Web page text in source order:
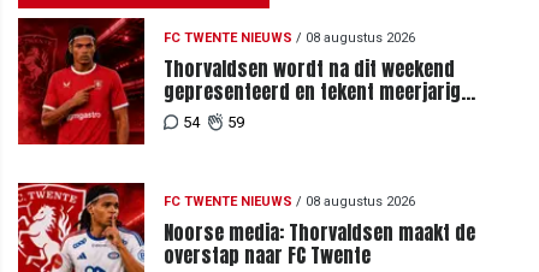
FC TWENTE NIEUWS / 08 augustus 2026
Thorvaldsen wordt na dit weekend
gepresenteerd en tekent meerjarig
contract bij FC Twente
54 59
FC TWENTE NIEUWS / 08 augustus 2026
Noorse media: Thorvaldsen maakt de
overstap naar FC Twente